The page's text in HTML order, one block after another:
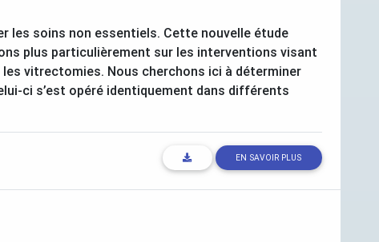
les soins non essentiels. Cette nouvelle étude
plus particulièrement sur les interventions visant
vitrectomies. Nous cherchons ici à déterminer
ci s’est opéré identiquement dans différents
EN SAVOIR PLUS